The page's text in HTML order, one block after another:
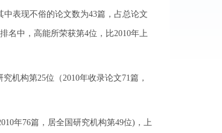
中表现不俗的论文数为43篇，占总论文
名中，高能所荣获第4位，比2010年上
构第25位（2010年收录论文71篇，
年76篇，居全国研究机构第49位)，上